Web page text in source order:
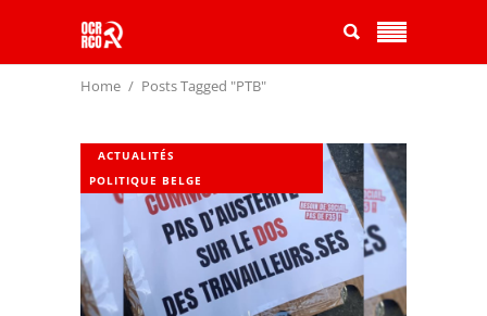
Home Posts Tagged "PTB"
ACTUALITÉS
POLITIQUE BELGE